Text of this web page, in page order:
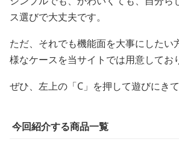
ス選びで大丈夫です。
ただ、それでも機能面を大事にしたい
様なケースを当サイトでは用意してお
ぜひ、左上の「C」を押して遊びにき
今回紹介する商品一覧